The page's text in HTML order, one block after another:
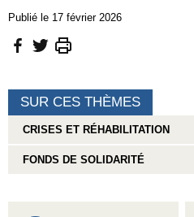
Publié le 17 février 2026
SUR CES THÈMES
CRISES ET RÉHABILITATION
FONDS DE SOLIDARITÉ